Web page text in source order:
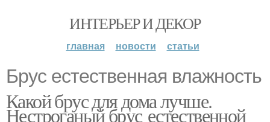
ИНТЕРЬЕР И ДЕКОР
главная новости статьи
Брус естественная влажность
Какой брус для дома лучше.
Нестроганый брус естественной